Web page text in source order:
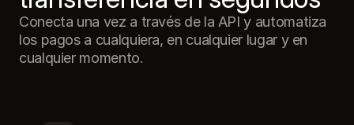
});
Conecta una vez a través de la API y automatiza
los pagos a cualquiera, en cualquier lugar y en